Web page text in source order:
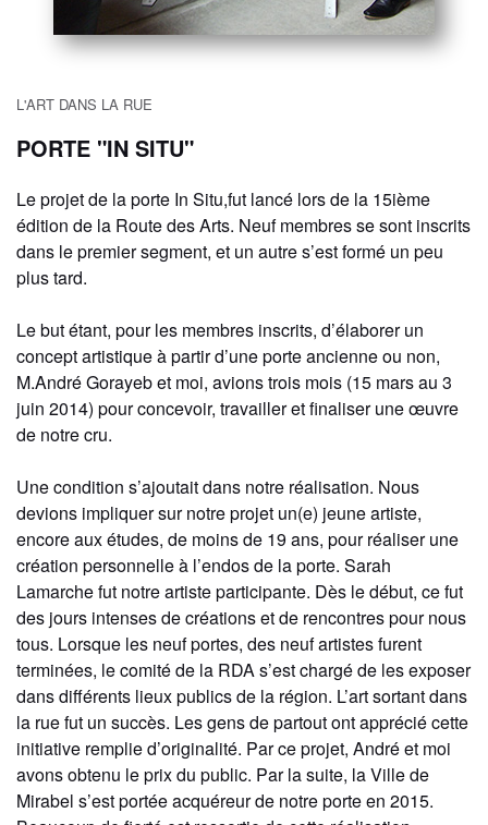
L'ART DANS LA RUE
PORTE "IN SITU"
Le projet de la porte In Situ,fut lancé lors de la 15ième
édition de la Route des Arts. Neuf membres se sont inscrits
dans le premier segment, et un autre s’est formé un peu
plus tard.
Le but étant, pour les membres inscrits, d’élaborer un
concept artistique à partir d’une porte ancienne ou non,
M.André Gorayeb et moi, avions trois mois (15 mars au 3
juin 2014) pour concevoir, travailler et finaliser une œuvre
de notre cru.
Une condition s’ajoutait dans notre réalisation. Nous
devions impliquer sur notre projet un(e) jeune artiste,
encore aux études, de moins de 19 ans, pour réaliser une
création personnelle à l’endos de la porte. Sarah
Lamarche fut notre artiste participante. Dès le début, ce fut
des jours intenses de créations et de rencontres pour nous
tous. Lorsque les neuf portes, des neuf artistes furent
terminées, le comité de la RDA s’est chargé de les exposer
dans différents lieux publics de la région. L’art sortant dans
la rue fut un succès. Les gens de partout ont apprécié cette
initiative remplie d’originalité. Par ce projet, André et moi
avons obtenu le prix du public. Par la suite, la Ville de
Mirabel s’est portée acquéreur de notre porte en 2015.